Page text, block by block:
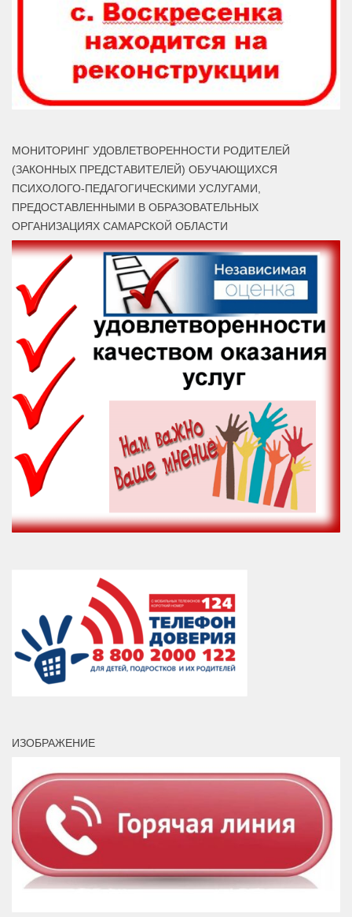
МОНИТОРИНГ УДОВЛЕТВОРЕННОСТИ РОДИТЕЛЕЙ
(ЗАКОННЫХ ПРЕДСТАВИТЕЛЕЙ) ОБУЧАЮЩИХСЯ
ПСИХОЛОГО-ПЕДАГОГИЧЕСКИМИ УСЛУГАМИ,
ПРЕДОСТАВЛЕННЫМИ В ОБРАЗОВАТЕЛЬНЫХ
ОРГАНИЗАЦИЯХ САМАРСКОЙ ОБЛАСТИ
ИЗОБРАЖЕНИЕ